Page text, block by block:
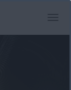
MODO